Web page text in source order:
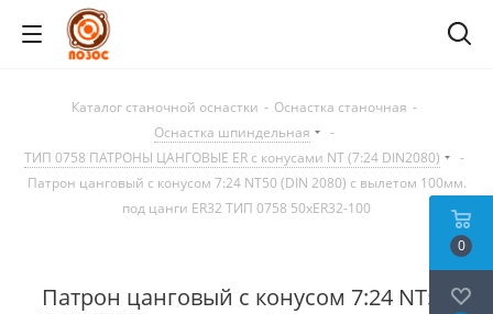
Каталог станочной оснастки - Оснастка станочная -
Оснастка шпиндельная
-
ТИП 0758 ПАТРОНЫ ЦАНГОВЫЕ ER с конусами NT (7:24 DIN2080)
-
Патрон цанговый с конусом 7:24 NT50 (DIN 2080) с вылетом 100мм.
под цанги ER32 ТИП 0758 50xER32-100
Патрон цанговый с конусом 7:24 NT50
0